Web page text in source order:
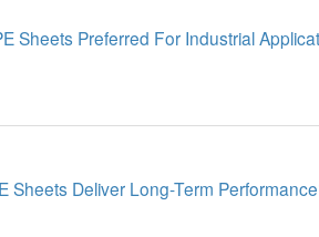
Sheets Preferred For Industrial
Sheets Deliver Long-Term